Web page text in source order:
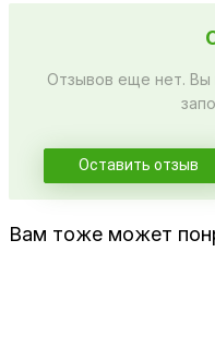
Отзывов еще нет. Вы
Оставить отзыв
Вам тоже может